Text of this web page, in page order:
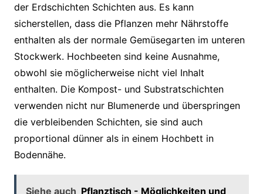
der Erdschichten Schichten aus. Es kann
sicherstellen, dass die Pflanzen mehr Nährstoffe
enthalten als der normale Gemüsegarten im unteren
Stockwerk. Hochbeeten sind keine Ausnahme,
obwohl sie möglicherweise nicht viel Inhalt
enthalten. Die Kompost- und Substratschichten
verwenden nicht nur Blumenerde und überspringen
die verbleibenden Schichten, sie sind auch
proportional dünner als in einem Hochbett in
Bodennähe.
Siehe auch Pflanztisch - Möglichkeiten und